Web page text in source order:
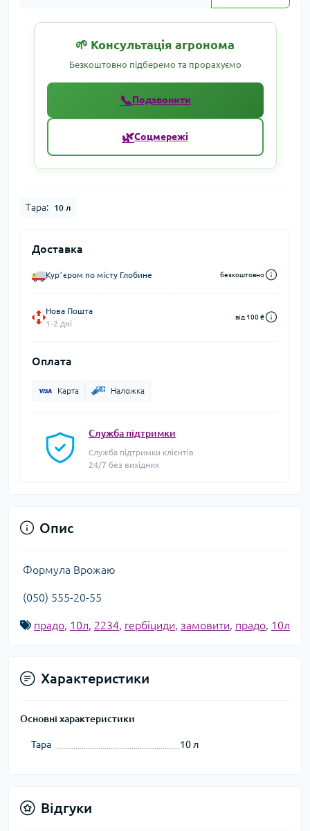
🌱 Консультація агронома
Безкоштовно підберемо та прорахуємо
📞Подзвонити
🌿Соцмережі
Тара: 10 л
Доставка
Курʼєром по місту Глобине безкоштовно
Нова Пошта
1-2 дні
від 100 ₴
Оплата
Карта Наложка
Служба підтримки
Служба підтримки клієнтів
24/7 без вихідних
Опис
Формула Врожаю
(050) 555-20-55
прадо, 10л, 2234, гербіциди, замовити, прадо, 10л
Характеристики
Основні характеристики
Тара 10 л
Відгуки